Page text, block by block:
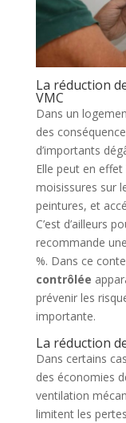
La réduction
VMC
Dans un
des
d’importants
Elle peut en
moisissures sur
peintures, et
C’est d’ailleurs
recommande
%. Dans ce
contrôlée
prévenir les
importante.
La réduction
Dans certains
des économies
ventilation
limitent les